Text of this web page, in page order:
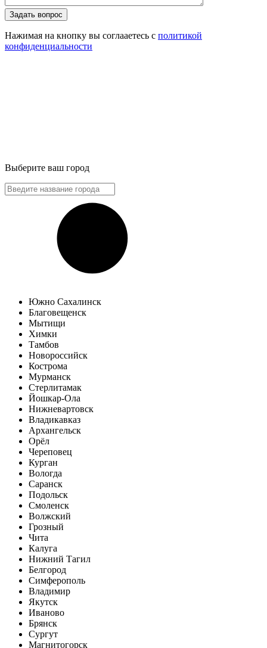
Задать вопрос
Нажимая на кнопку вы соглааетесь с политикой
конфиденциальности
Выберите ваш город
Южно Сахалинск
Благовещенск
Мытищи
Химки
Тамбов
Новороссийск
Кострома
Мурманск
Стерлитамак
Йошкар-Ола
Нижневартовск
Владикавказ
Архангельск
Орёл
Череповец
Курган
Вологда
Саранск
Подольск
Смоленск
Волжский
Грозный
Чита
Калуга
Нижний Тагил
Белгород
Симферополь
Владимир
Якутск
Иваново
Брянск
Сургут
Магнитогорск